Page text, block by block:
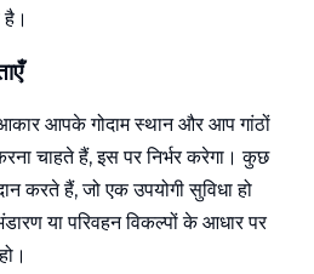
आकार आपके गोदाम स्थान और आप गांठों
चाहते हैं, इस पर निर्भर करेगा। कुछ
करते हैं, जो एक उपयोगी सुविधा हो
या परिवहन विकल्पों के आधार पर